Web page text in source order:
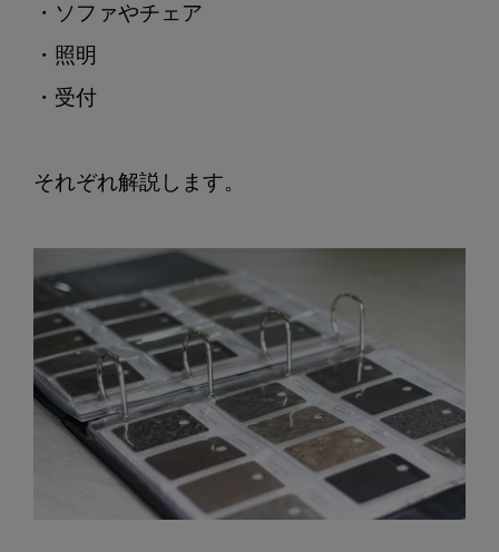
・ソファやチェア
・照明
・受付
それぞれ解説します。